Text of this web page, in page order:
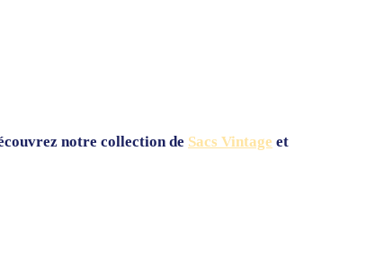
notre collection de Sacs Vintage et